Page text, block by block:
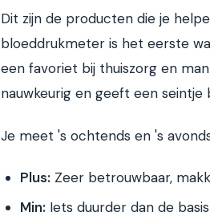
Dit zijn de producten die je
bloeddrukmeter is het eerste
een favoriet bij thuiszorg en
nauwkeurig en geeft een
Je meet 's ochtends en 's
Plus: Zeer betrouwbaar,
Min: Iets duurder dan de